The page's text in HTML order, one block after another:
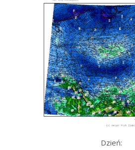
Dzień: